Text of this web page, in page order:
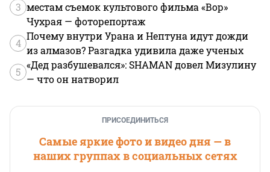
3 местам съемок культового фильма «Вор»
Чухрая — фоторепортаж
4
Почему внутри Урана и Нептуна идут дожди
из алмазов? Разгадка удивила даже ученых
5
«Дед разбушевался»: SHAMAN довел Мизулину
— что он натворил
ПРИСОЕДИНИТЬСЯ
Самые яркие фото и видео дня — в
наших группах в социальных сетях